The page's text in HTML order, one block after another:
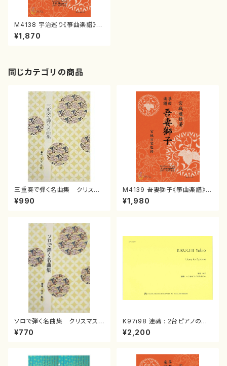
M4138 宇治巡り《箏曲楽譜》
（箏/宮城道雄著・宮城宗家監修/
箏曲古典楽譜）
¥1,870
同じカテゴリの商品
三重奏で弾く名曲集 クリスマ
スメドレー( 箏2/大平光美 編
曲/楽譜）
¥990
M4139 吾妻獅子《箏曲楽譜》
（箏/宮城道雄著・宮城宗家監修/
箏曲古典楽譜）
¥1,980
ソロで弾く名曲集 クリスマス・
イブ／恋人がサンタクロース(
箏独奏 /大平光美 編曲/楽
¥770
K97i98 連禱 : 2台ピアノのた
めの（2 Pianos / 菊池 幸夫 /
楽譜）
¥2,200